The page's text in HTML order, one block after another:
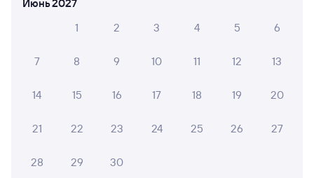
составляет 13 038 рублей.
Залари — Кизнер в плацкартном вагоне около
Инструкция по приобретению билетов
Способы оплаты
Правила работы сервиса
Отели
Июнь 2027
1
2 3 4 5 6
7 8 9 10 11 12 13
14 15 16 17 18 19 20
21 22 23 24 25 26 27
28 29 30